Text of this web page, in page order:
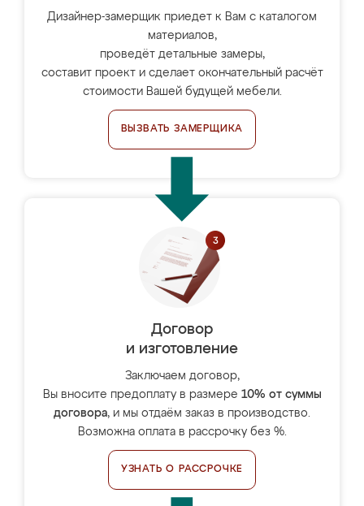
Дизайнер-замерщик приедет к Вам с каталогом
материалов,
проведёт детальные замеры,
составит проект и сделает окончательный расчёт
стоимости Вашей будущей мебели.
ВЫЗВАТЬ ЗАМЕРЩИКА
Договор
и изготовление
Заключаем договор,
Вы вносите предоплату в размере 10% от суммы
договора, и мы отдаём заказ в производство.
Возможна оплата в рассрочку без %.
УЗНАТЬ О РАССРОЧКЕ